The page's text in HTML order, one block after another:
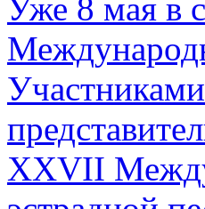
Уже 8 мая в
XXVII